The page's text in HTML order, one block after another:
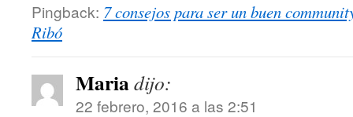
Pingback: 7 consejos para ser un buen
Ribó
Mariadijo:
22 febrero, 2016 a las 2:51